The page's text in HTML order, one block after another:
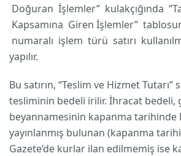
Doğuran İşlemler” kulakçığında
Kapsamına Giren İşlemler”
numaralı işlem türü satırı
yapılır.
Bu satırın, “Teslim ve Hizmet
tesliminin bedeli irilir. İhracat bedeli,
beyannamesinin kapanma tarihinde
yayınlanmış bulunan (kapanma
Gazete’de kurlar ilan edilmemiş ise